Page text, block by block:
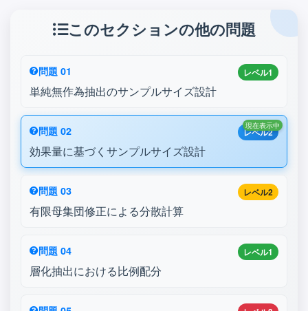
このセクションの他の問題
レベル1
問題 01
単純無作為抽出のサンプルサイズ設計
レベル2
問題 02
効果量に基づくサンプルサイズ設計
現在表示中
レベル2
問題 03
有限母集団修正による分散計算
レベル1
問題 04
層化抽出における比例配分